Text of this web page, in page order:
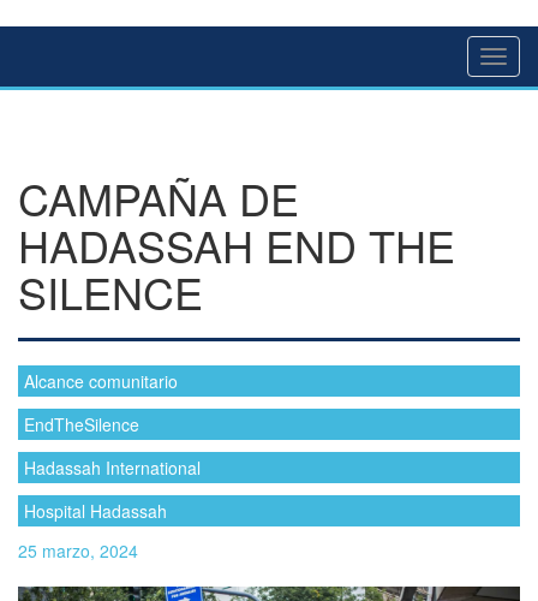
CAMPAÑA DE
HADASSAH END THE
SILENCE
Alcance comunitario
EndTheSilence
Hadassah International
Hospital Hadassah
25 marzo, 2024